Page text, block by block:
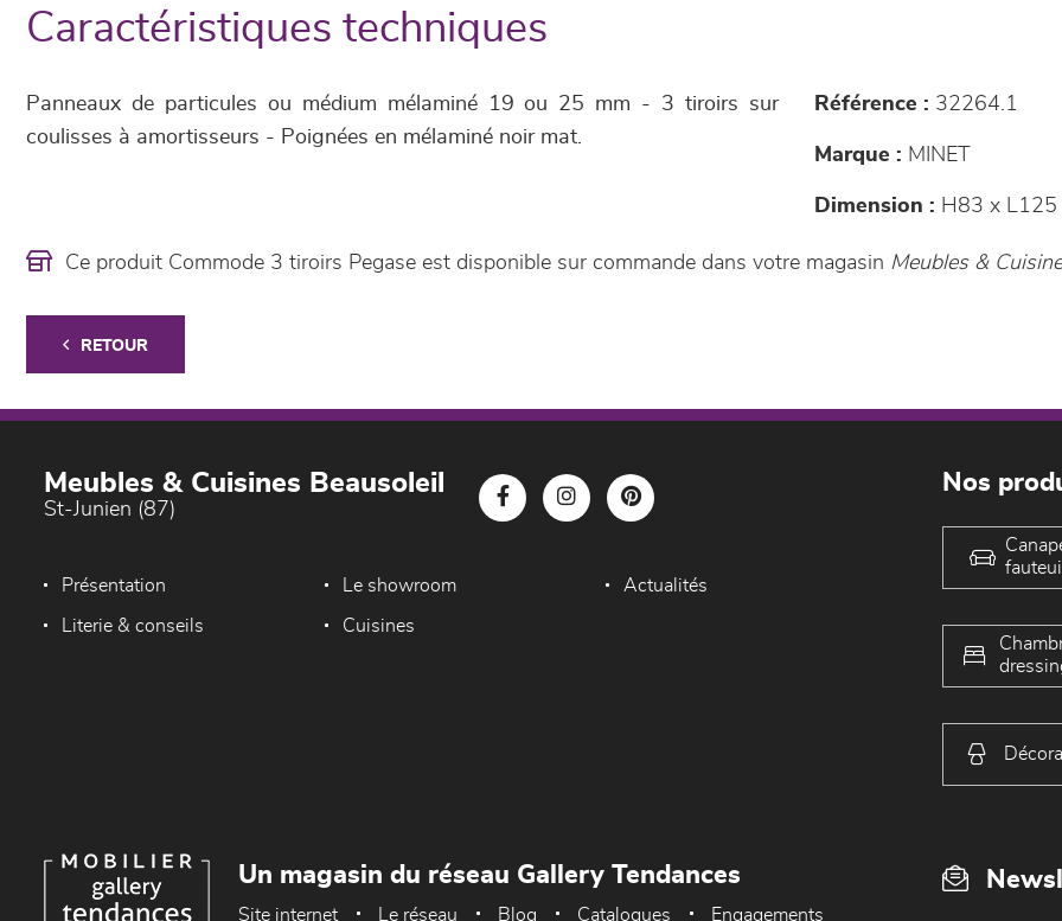
Caractéristiques techniques
Panneaux de particules ou médium mélaminé 19 ou 25 mm - 3 tiroirs sur
coulisses à amortisseurs - Poignées en mélaminé noir mat.
Référence : 32264.1
Marque : MINET
Dimension : H83 x L125
Ce produit Commode 3 tiroirs Pegase est disponible sur commande dans votre magasin Meubles &
RETOUR
Meubles & Cuisines Beausoleil
St-Junien (87)
Présentation Le showroom Actualités
Literie & conseils Cuisines
Nos
Un magasin du réseau Gallery Tendances
Site internet Le réseau Blog Catalogues Engagements